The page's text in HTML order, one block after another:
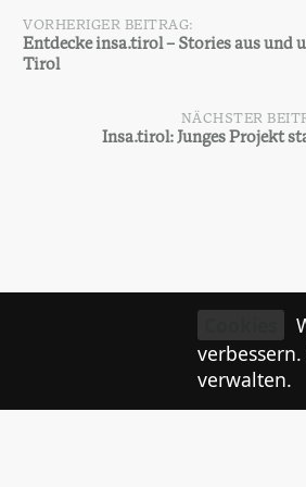
Beitragsnavigation
VORHERIGER BEITRAG:
Entdecke insa.tirol – Stories aus und
Tirol
NÄCHSTER
Insa.tirol: Junges Projekt
Schreibe einen
angemeldetsein,
verwalten.